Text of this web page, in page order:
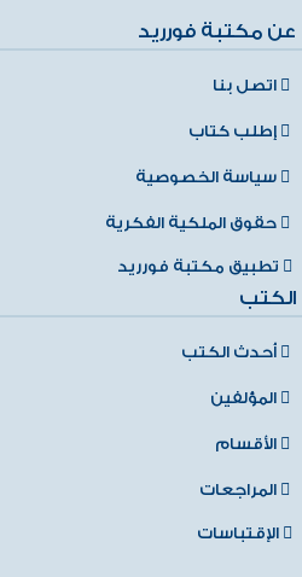
عن مكتبة فورريد
اتصل بنا
إطلب كتاب
سياسة الخصوصية
حقوق الملكية الفكرية
تطبيق مكتبة فورريد
الكتب
أحدث الكتب
المؤلفين
الأقسام
المراجعات
الإقتباسات